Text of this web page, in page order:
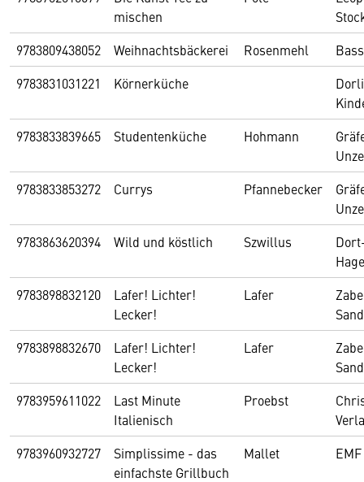
mischen
9783809438052
Weihnachtsbäckerei Rosenmehl
9783831031221
Körnerküche
9783833839665
Studentenküche Hohmann
9783833853272
Currys Pfannebecker
9783863620394
Wild und köstlich Szwillus
9783898832120
Lafer! Lichter!
Lecker!
Lafer
9783898832670
Lafer! Lichter!
Lecker!
Lafer
9783959611022
Last Minute
Italienisch
Proebst
9783960932727
Simplissime - das
einfachste Grillbuch
Mallet